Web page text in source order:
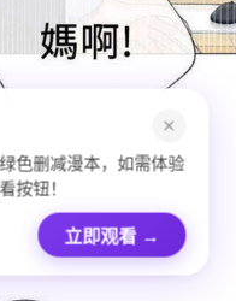
✕
色删减漫本，如需体验
按钮！
立即观看 →